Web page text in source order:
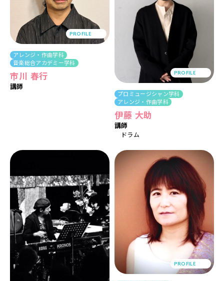
PROFILE
アレンジ・作曲学科
音楽総合アカデミー学科
市川 春行
講師
PROFILE
プロミュージシャン学科
アレンジ・作曲学科
伊藤 大助
講師
ドラム
PROFILE